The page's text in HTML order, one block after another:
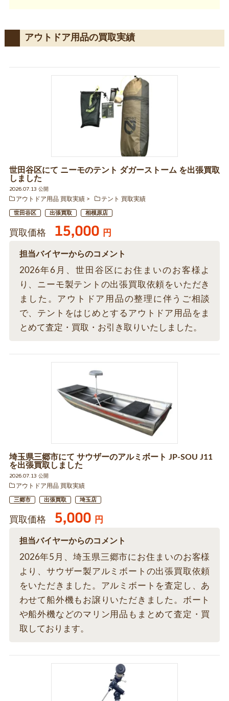
アウトドア用品の買取実績
世田谷区にて ニーモのテント ダガーストーム を出張買取
しました
2026.07.13 公開
アウトドア用品 買取実績
テント 買取実績
世田谷区 出張買取 相模原店
買取価格 15,000 円
担当バイヤーからのコメント
2026年6月、世田谷区にお住まいのお客様よ
り、ニーモ製テントの出張買取依頼をいただき
ました。アウトドア用品の整理に伴うご相談
で、テントをはじめとするアウトドア用品をま
とめて査定・買取・お引き取りいたしました。
埼玉県三郷市にて サウザーのアルミボート JP-SOU J11
を出張買取しました
2026.07.13 公開
アウトドア用品 買取実績
三郷市 出張買取 埼玉店
買取価格 5,000 円
担当バイヤーからのコメント
2026年5月、埼玉県三郷市にお住まいのお客様
より、サウザー製アルミボートの出張買取依頼
をいただきました。アルミボートを査定し、あ
わせて船外機もお譲りいただきました。ボート
や船外機などのマリン用品もまとめて査定・買
取しております。